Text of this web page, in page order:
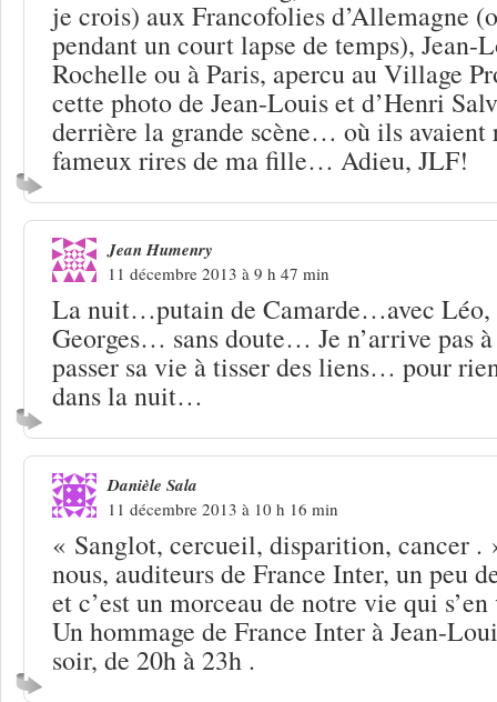
je crois) aux Francofolies d’Allemagne
pendant un court lapse de temps), Jean-
Rochelle ou à Paris, apercu au Village
cette photo de Jean-Louis et d’Henri
derrière la grande scène… où ils avaient
fameux rires de ma fille… Adieu, JLF!
Jean Humenry
11 décembre 2013 à 9 h 47 min
La nuit…putain de Camarde…avec Léo,
Georges… sans doute… Je n’arrive pas
passer sa vie à tisser des liens… pour
dans la nuit…
Danièle Sala
11 décembre 2013 à 10 h 16 min
« Sanglot, cercueil, disparition, cancer .
nous, auditeurs de France Inter, un peu
et c’est un morceau de notre vie qui
Un hommage de France Inter à Jean-
soir, de 20h à 23h .